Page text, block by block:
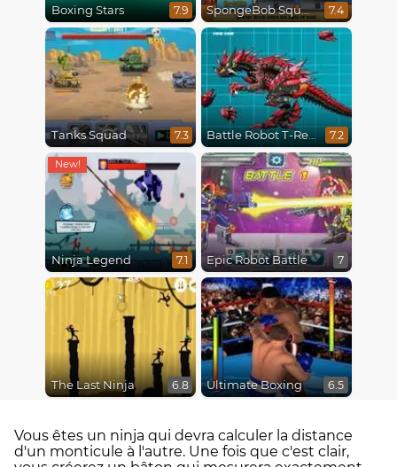
Boxing Stars 7.9 SpongeBob SquarePants : Monster Island Adventures 7.4
Tanks Squad 7.3 Battle Robot T-Rex Age 7.2
Ninja Legend 7.1 Epic Robot Battle 7
The Last Ninja 6.8 Ultimate Boxing 6.5
Vous êtes un ninja qui devra calculer la distance
d'un monticule à l'autre. Une fois que c'est clair,